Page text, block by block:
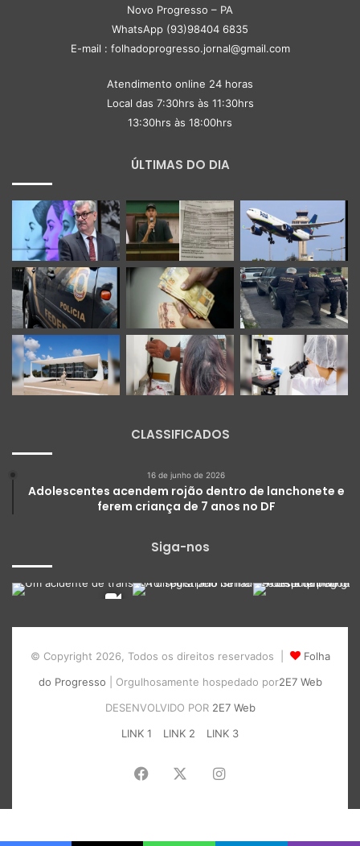
Novo Progresso – PA
WhatsApp (93)98404 6835
E-mail : folhadoprogresso.jornal@gmail.com
Atendimento online 24 horas
Local das 7:30hrs às 11:30hrs
13:30hrs às 18:00hrs
ÚLTIMAS DO DIA
CLASSIFICADOS
16 de junho de 2026
Adolescentes acendem rojão dentro de lanchonete e
ferem criança de 7 anos no DF
Siga-nos
© Copyright 2026, Todos os direitos reservados |
Folha
do Progresso | Orgulhosamente hospedado por2E7 Web
DESENVOLVIDO POR 2E7 Web
LINK 1
LINK 2 LINK 3
Facebook Instagram